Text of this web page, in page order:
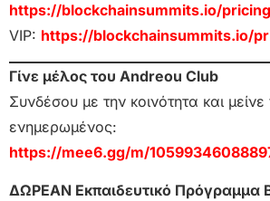
https://blockchainsummits.io/
VIP: https://blockchainsummits.io/
Γίνε μέλος του Andreou Club
Συνδέσου με την κοινότητα και
ενημερωμένος:
https://mee6.gg/m/
ΔΩΡΕΑΝ Εκπαιδευτικό Πρόγραμμα